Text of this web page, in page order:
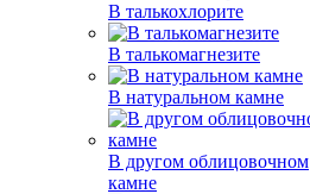
В талькохлорите
В талькомагнезите
В натуральном камне
В другом облицовочном
камне